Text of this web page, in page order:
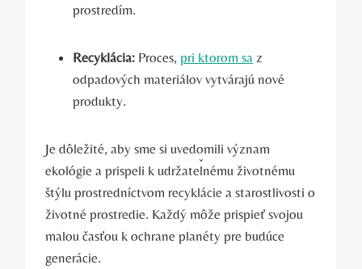
prostredím.
Recyklácia: Proces, pri ktorom sa z
odpadových materiálov vytvárajú⁤ nové
produkty.
Je dôležité, aby sme⁤ si uvedomili význam
ekológie​ a prispeli k udržateľnému životnému
štýlu prostredníctvom recyklácie a starostlivosti o
⁤životné prostredie. Každý môže prispieť svojou
malou časťou k ​ochrane planéty pre budúce
⁢generácie.